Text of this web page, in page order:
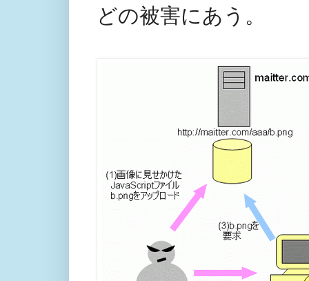
どの被害にあう。